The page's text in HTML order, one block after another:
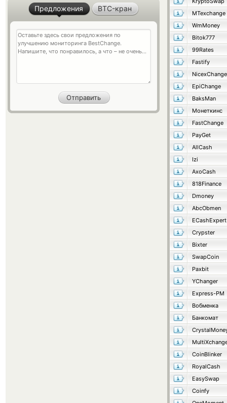
MTexchange
WmMoney
Bitok777
99Rates
Fastify
EpiChange
BaksMan
Монеткинс
FastChange
PayGet
AllCash
Izi
AxoCash
818Finance
Dmoney
AbcObmen
ECashExpert
Crypster
Bixter
SwapCoin
Paxbit
YChanger
Express-PM
Вобменка
Банкомат
CoinBlinker
RoyalCash
EasySwap
Coinfy
Предложения BTC-кран